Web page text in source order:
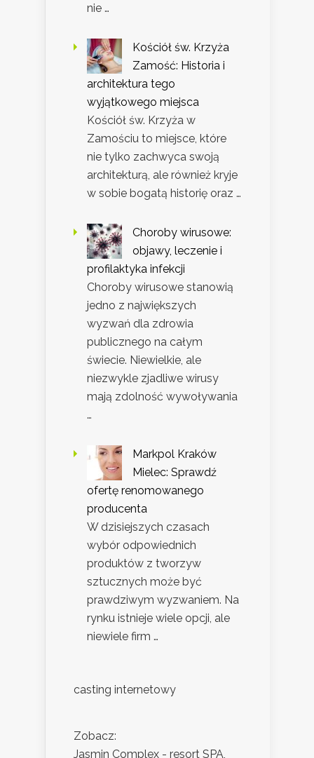
nie …
Kościół św. Krzyża
Zamość: Historia i
architektura tego
wyjątkowego miejsca
Kościół św. Krzyża w
Zamościu to miejsce, które
nie tylko zachwyca swoją
architekturą, ale również kryje
w sobie bogatą historię oraz …
Choroby wirusowe:
objawy, leczenie i
profilaktyka infekcji
Choroby wirusowe stanowią
jedno z największych
wyzwań dla zdrowia
publicznego na całym
świecie. Niewielkie, ale
niezwykle zjadliwe wirusy
mają zdolność wywoływania
…
Markpol Kraków
Mielec: Sprawdź
ofertę renomowanego
producenta
W dzisiejszych czasach
wybór odpowiednich
produktów z tworzyw
sztucznych może być
prawdziwym wyzwaniem. Na
rynku istnieje wiele opcji, ale
niewiele firm …
casting internetowy
Zobacz:
Jasmin Complex - resort SPA,